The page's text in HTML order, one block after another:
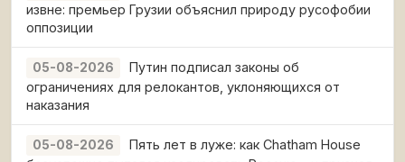
извне: премьер Грузии объяснил природу русофобии
оппозиции
05-08-2026
Путин подписал законы об
ограничениях для релокантов, уклоняющихся от
наказания
05-08-2026
Пять лет в луже: как Chatham House